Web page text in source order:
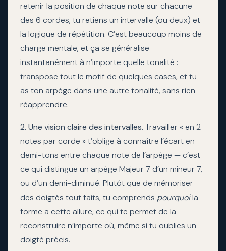
retenir la position de chaque note sur chacune
des 6 cordes, tu retiens un intervalle (ou deux) et
la logique de répétition. C’est beaucoup moins de
charge mentale, et ça se généralise
instantanément à n’importe quelle tonalité :
transpose tout le motif de quelques cases, et tu
as ton arpège dans une autre tonalité, sans rien
réapprendre.
2. Une vision claire des intervalles. Travailler « en 2
notes par corde » t’oblige à connaître l’écart en
demi-tons entre chaque note de l’arpège — c’est
ce qui distingue un arpège Majeur 7 d’un mineur 7,
ou d’un demi-diminué. Plutôt que de mémoriser
des doigtés tout faits, tu comprends pourquoila
forme a cette allure, ce qui te permet de la
reconstruire n’importe où, même si tu oublies un
doigté précis.